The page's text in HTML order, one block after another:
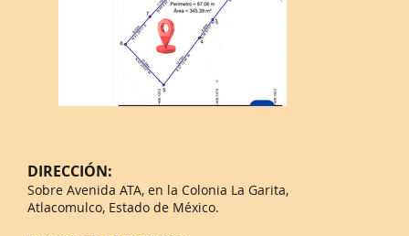
DIRECCIÓN:
Sobre Avenida ATA, en la Colonia La Garita,
Atlacomulco, Estado de México.